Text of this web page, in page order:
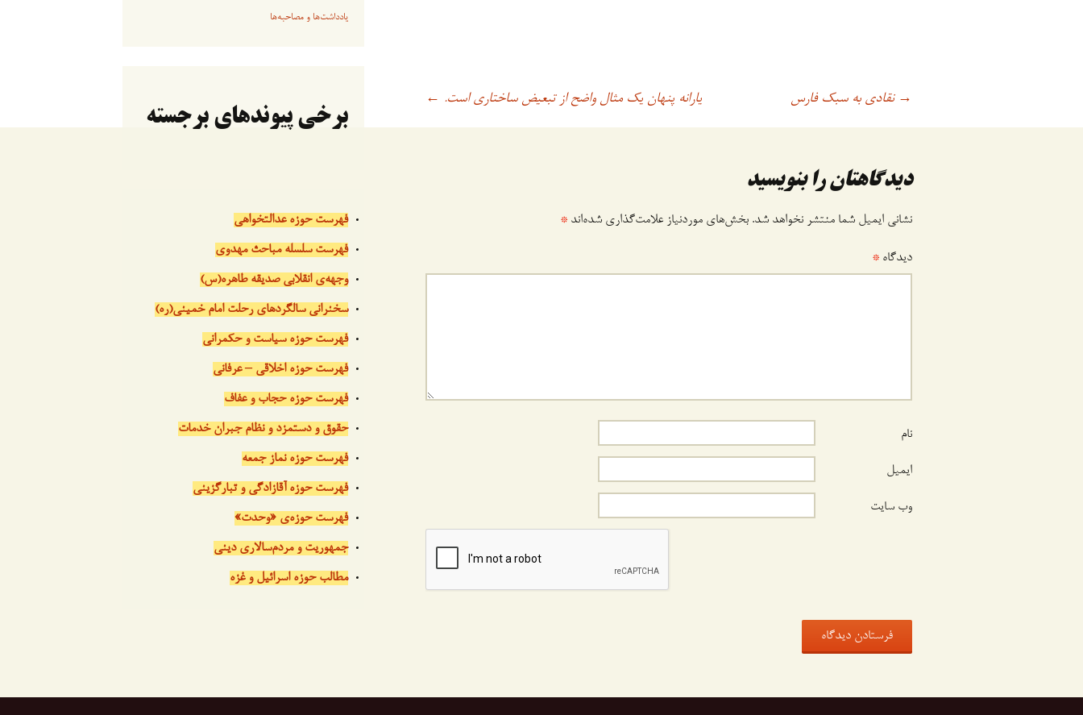
→ نقادی به سبک فارس یارانه پنهان یک مثال واضح از تبعیض ساختاری است. ←
دیدگاهتان را بنویسید
نشانی ایمیل شما منتشر نخواهد شد. بخش‌های موردنیاز علامت‌گذاری شده‌اند *
دیدگاه *
نام
ایمیل
وب‌ سایت
یادداشت‌ها و مصاحبه‌ها
برخی پیوندهای برجسته
فهرست حوزه عدالتخواهی
فهرست سلسله مباحث مهدوی
وجهه‌ی انقلابی صدیقه طاهره(س)
سخنرانی سالگردهای رحلت امام خمینی(ره)
فهرست حوزه سیاست و حکمرانی
فهرست حوزه اخلاقی – عرفانی
فهرست حوزه حجاب و عفاف
حقوق و دستمزد و نظام جبران خدمات
فهرست حوزه نماز جمعه
فهرست حوزه آقازادگی و تبارگزینی
فهرست حوزه‌ی «وحدت»
جمهوریت و مردم‌سالاری دینی
مطالب حوزه اسرائیل و غزه